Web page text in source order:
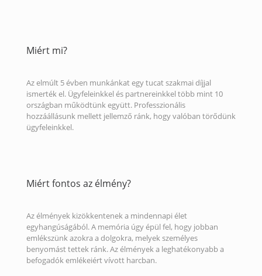
Miért mi?
Az elmúlt 5 évben munkánkat egy tucat szakmai díjjal
ismerték el. Ügyfeleinkkel és partnereinkkel több mint 10
országban működtünk együtt. Professzionális
hozzáállásunk mellett jellemző ránk, hogy valóban törődünk
ügyfeleinkkel.
Miért fontos az élmény?
Az élmények kizökkentenek a mindennapi élet
egyhangúságából. A memória úgy épül fel, hogy jobban
emlékszünk azokra a dolgokra, melyek személyes
benyomást tettek ránk. Az élmények a leghatékonyabb a
befogadók emlékeiért vívott harcban.